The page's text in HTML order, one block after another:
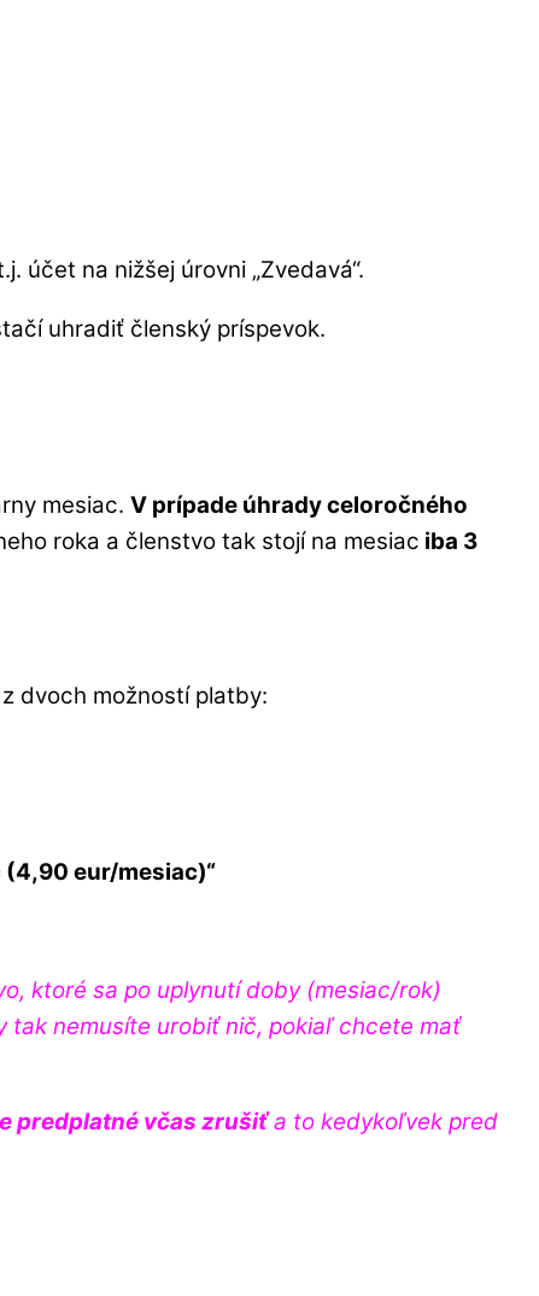
účet na nižšej úrovni „Zvedavá“.
uhradiť členský príspevok.
mesiac. V prípade úhrady celoročného
roka a členstvo tak stojí na mesiac iba 3
dvoch možností platby:
(4,90 eur/mesiac)“
ktoré sa po uplynutí doby (mesiac/rok)
tak nemusíte urobiť nič, pokiaľ chcete mať
predplatné včas zrušiťa to kedykoľvek pred